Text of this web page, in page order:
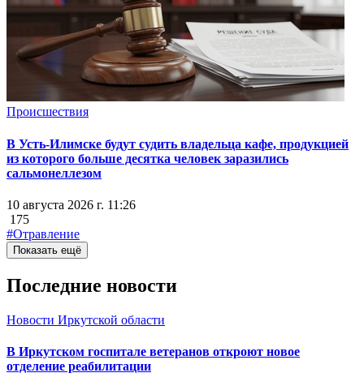
Происшествия
В Усть-Илимске будут судить владельца кафе, продукцией
из которого больше десятка человек заразились
сальмонеллезом
10 августа 2026 г. 11:26
175
#Отравление
Показать ещё
Последние новости
Новости Иркутской области
В Иркутском госпитале ветеранов откроют новое
отделение реабилитации